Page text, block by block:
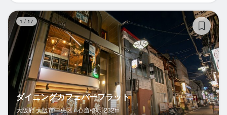
1 / 17
ダイニングカフェバーフラット
大阪府 大阪市中央区 / 心斎橋駅 232m